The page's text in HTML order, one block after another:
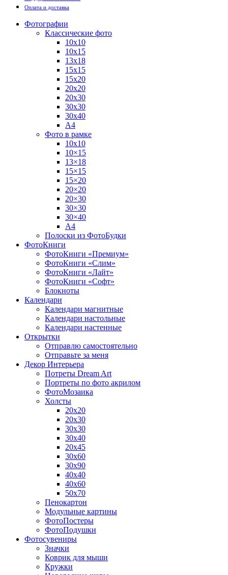
Оплата и доставка
Фотографии
Классические фото
10х10
10х15
13х18
15х15
15х20
20х20
20х30
30х30
30х40
А4
Фото в рамке
10х10
10×15
13×18
15×15
15×20
20×20
20×30
30×30
30×40
A4
Полоски из ФотоБудки
ФотоКниги
ФотоКниги «Премиум»
ФотоКниги «Слим»
ФотоКниги «Лайт»
ФотоКниги «Софт»
Блокноты
Календари
Календари магнитные
Календари настольные
Календари настенные
Открытки
Отправлю самостоятельно
Отправьте за меня
Декор Интерьера
Потреты Dream Art
Портреты по фото акрилом
ФотоМозаика
Холсты
20х20
20х30
30х30
30х40
20х45
30х60
30х90
40х40
40х60
50х70
Пенокартон
Модульные картины
ФотоПостеры
ФотоПодушки
Фотоcувениры
Значки
Коврик для мыши
Кружки